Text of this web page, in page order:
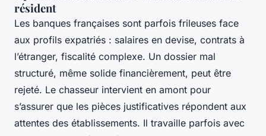
résident
Les banques françaises sont parfois frileuses face
aux profils expatriés : salaires en devise, contrats à
l’étranger, fiscalité complexe. Un dossier mal
structuré, même solide financièrement, peut être
rejeté. Le chasseur intervient en amont pour
s’assurer que les pièces justificatives répondent aux
attentes des établissements. Il travaille parfois avec